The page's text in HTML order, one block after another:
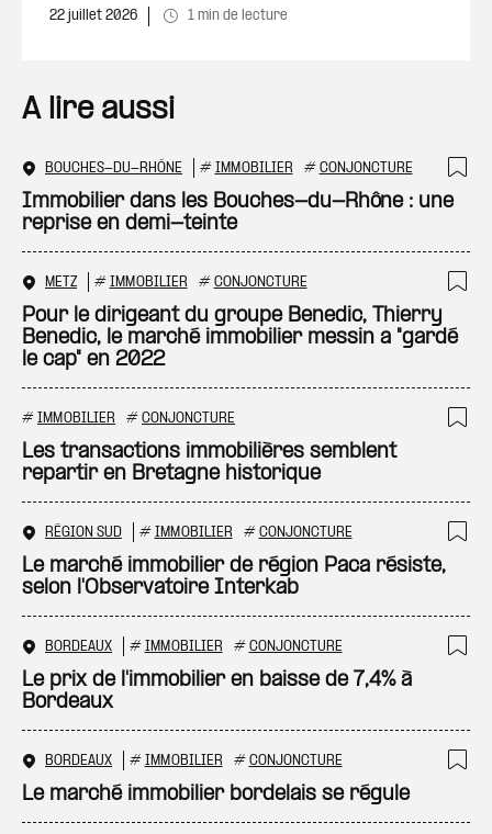
22 juillet 2026 1 min de lecture
A lire aussi
BOUCHES-DU-RHÔNE # IMMOBILIER # CONJONCTURE
Immobilier dans les Bouches-du-Rhône : une
reprise en demi-teinte
METZ # IMMOBILIER # CONJONCTURE
Pour le dirigeant du groupe Benedic, Thierry
Benedic, le marché immobilier messin a "gardé
le cap" en 2022
# IMMOBILIER # CONJONCTURE
Les transactions immobilières semblent
repartir en Bretagne historique
RÉGION SUD # IMMOBILIER # CONJONCTURE
Le marché immobilier de région Paca résiste,
selon l'Observatoire Interkab
BORDEAUX # IMMOBILIER # CONJONCTURE
Le prix de l'immobilier en baisse de 7,4% à
Bordeaux
BORDEAUX # IMMOBILIER # CONJONCTURE
Le marché immobilier bordelais se régule